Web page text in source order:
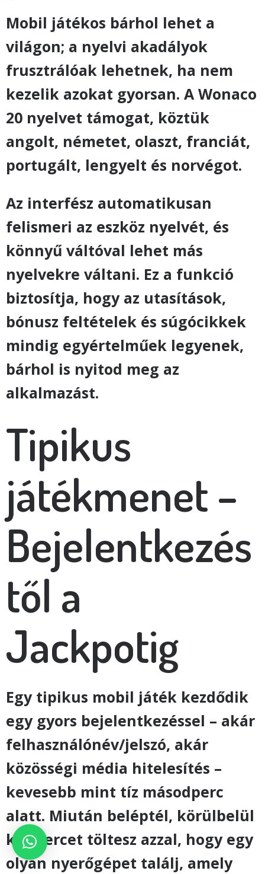
Mobil játékos bárhol lehet a
világon; a nyelvi akadályok
frusztrálóak lehetnek, ha nem
kezelik azokat gyorsan. A Wonaco
20 nyelvet támogat, köztük
angolt, németet, olaszt, franciát,
portugált, lengyelt és norvégot.
Az interfész automatikusan
felismeri az eszköz nyelvét, és
könnyű váltóval lehet más
nyelvekre váltani. Ez a funkció
biztosítja, hogy az utasítások,
bónusz feltételek és súgócikkek
mindig egyértelműek legyenek,
bárhol is nyitod meg az
alkalmazást.
Tipikus
játékmenet –
Bejelentkezés
től a
Jackpotig
Egy tipikus mobil játék kezdődik
egy gyors bejelentkezéssel – akár
felhasználónév/jelszó, akár
közösségi média hitelesítés –
kevesebb mint tíz másodperc
alatt. Miután beléptél, körülbelül
két percet töltesz azzal, hogy egy
olyan nyerőgépet találj, amely